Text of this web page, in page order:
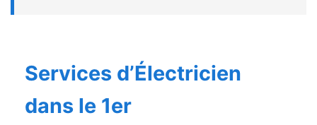
Services d’Électricien
dans le 1er